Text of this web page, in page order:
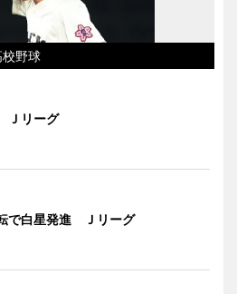
野球
Ｊリーグ
で白星発進 Ｊリーグ